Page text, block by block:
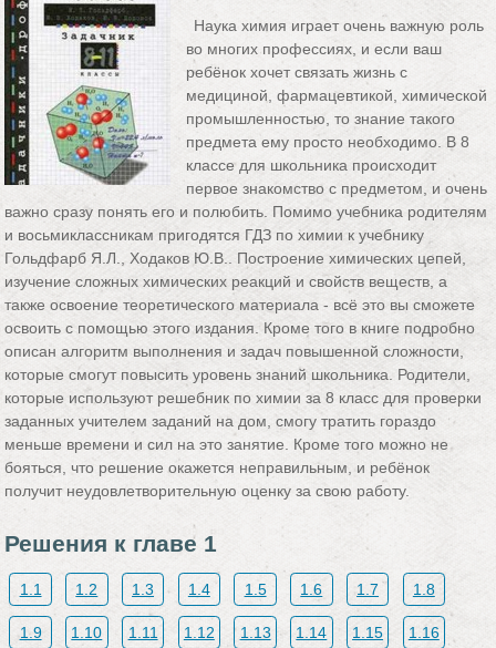
Наука химия играет очень важную роль
во многих профессиях, и если ваш
ребёнок хочет связать жизнь с
медициной, фармацевтикой, химической
промышленностью, то знание такого
предмета ему просто необходимо. В 8
классе для школьника происходит
первое знакомство с предметом, и очень
важно сразу понять его и полюбить. Помимо учебника родителям
и восьмиклассникам пригодятся ГДЗ по химии к учебнику
Гольдфарб Я.Л., Ходаков Ю.В.. Построение химических цепей,
изучение сложных химических реакций и свойств веществ, а
также освоение теоретического материала - всё это вы сможете
освоить с помощью этого издания. Кроме того в книге подробно
описан алгоритм выполнения и задач повышенной сложности,
которые смогут повысить уровень знаний школьника. Родители,
которые используют решебник по химии за 8 класс для проверки
заданных учителем заданий на дом, смогу тратить гораздо
меньше времени и сил на это занятие. Кроме того можно не
бояться, что решение окажется неправильным, и ребёнок
получит неудовлетворительную оценку за свою работу.
Решения к главе 1
1.1 1.2 1.3 1.4 1.5 1.6 1.7 1.8
1.9 1.10 1.11 1.12 1.13 1.14 1.15 1.16